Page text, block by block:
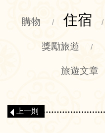
購物 / 住宿 /
獎勵旅遊 /
旅遊文章
上一則